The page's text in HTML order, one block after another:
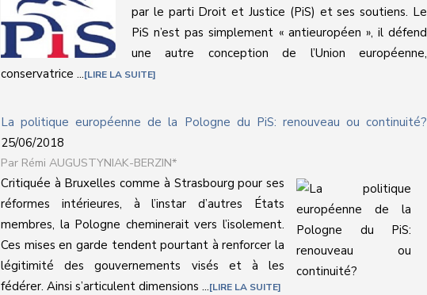
par le parti Droit et Justice (PiS) et ses soutiens. Le
PiS n’est pas simplement « antieuropéen », il défend
une autre conception de l’Union européenne,
conservatrice ... LIRE LA SUITE
La politique européenne de la Pologne du PiS: renouveau ou continuité?
25/06/2018
Rémi AUGUSTYNIAK-BERZIN*
Critiquée à Bruxelles comme à Strasbourg pour ses
réformes intérieures, à l’instar d’autres États
membres, la Pologne cheminerait vers l’isolement.
Ces mises en garde tendent pourtant à renforcer la
légitimité des gouvernements visés et à les
fédérer. Ainsi s’articulent dimensions ... LIRE LA SUITE